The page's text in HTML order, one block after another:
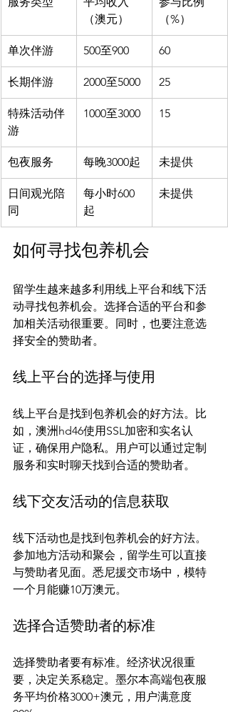
（澳元）
（%）
单次伴游 500至900 60
长期伴游 2000至5000 25
特殊活动伴
游
1000至3000 15
包夜服务 每晚3000起 未提供
日间观光陪
同
每小时600
起
未提供
如何寻找包养机会
留学生越来越多利用线上平台和线下活
动寻找包养机会。选择合适的平台和参
加相关活动很重要。同时，也要注意选
线上平台的选择与使用
线上平台是找到包养机会的好方法。比
如，澳洲hd46使用SSL加密和实名认
证，确保用户隐私。用户可以通过定制
线下交友活动的信息获取
线下活动也是找到包养机会的好方法。
参加地方活动和聚会，留学生可以直接
与赞助者见面。悉尼援交市场中，模特
选择合适赞助者的标准
选择赞助者要有标准。经济状况很重
要，决定关系稳定。墨尔本高端包夜服
务平均价格3000+澳元，用户满意度